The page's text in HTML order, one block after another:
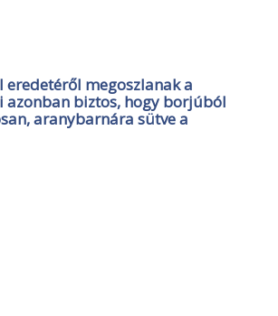
eredetéről megoszlanak a
azonban biztos, hogy borjúból
aranybarnára sütve a